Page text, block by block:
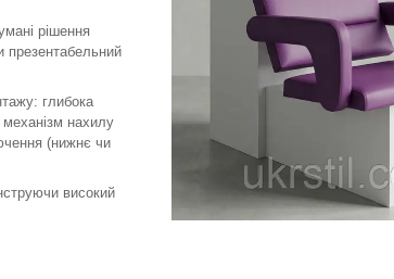
рішення
презентабельний
глибока
нахилу
(нижнє чи
високий